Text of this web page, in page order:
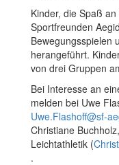
Kinder, die Spaß
Sportfreunden
Bewegungsspielen
herangeführt.
von drei Gruppen
Bei Interesse an
melden bei Uwe
Uwe.Flashoff@sf-
Christiane
Leichtathletik (
.